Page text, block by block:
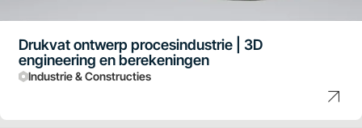
Drukvat ontwerp procesindustrie | 3D
engineering en berekeningen
Industrie & Constructies